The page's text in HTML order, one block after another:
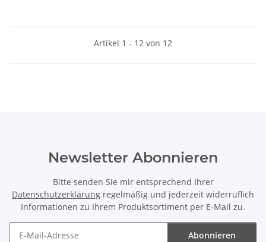
Artikel 1 - 12 von 12
Newsletter Abonnieren
Bitte senden Sie mir entsprechend Ihrer
Datenschutzerklärung regelmäßig und jederzeit widerruflich
Informationen zu Ihrem Produktsortiment per E-Mail zu.
Abonnieren